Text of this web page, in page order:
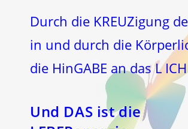
Durch die KREUZigung
in und durch die
die HinGABE an das L
Und DAS ist die